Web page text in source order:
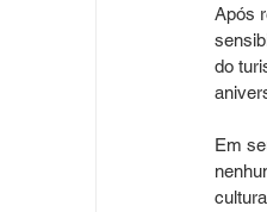
Após
do
Em